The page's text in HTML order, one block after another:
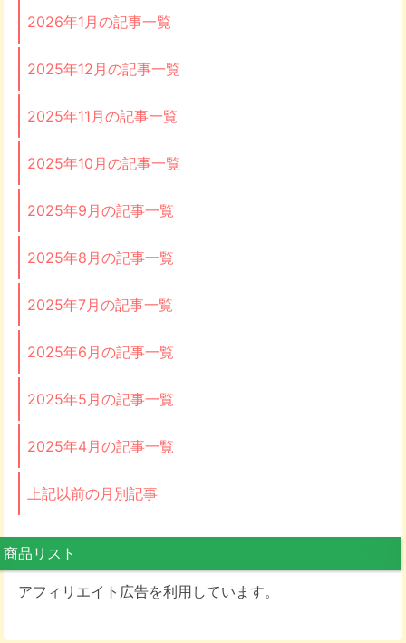
2026年1月の記事一覧
2025年12月の記事一覧
2025年11月の記事一覧
2025年10月の記事一覧
2025年9月の記事一覧
2025年8月の記事一覧
2025年7月の記事一覧
2025年6月の記事一覧
2025年5月の記事一覧
2025年4月の記事一覧
上記以前の月別記事
商品リスト
アフィリエイト広告を利用しています。